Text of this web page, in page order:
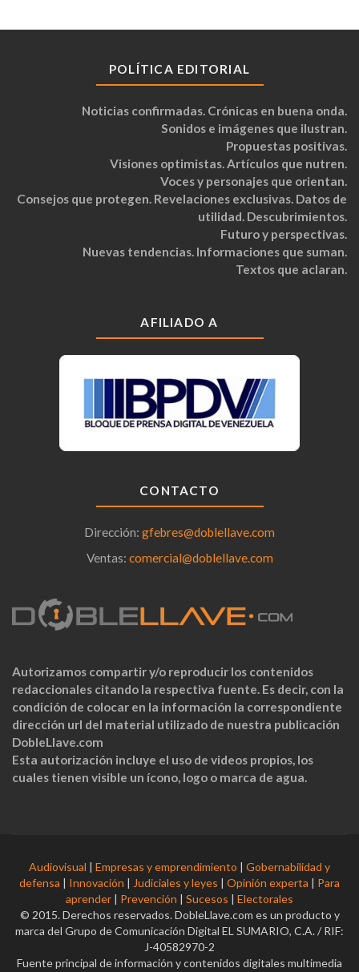
POLÍTICA EDITORIAL
Noticias confirmadas. Crónicas en buena onda.
Sonidos e imágenes que ilustran.
Propuestas positivas.
Visiones optimistas. Artículos que nutren.
Voces y personajes que orientan.
Consejos que protegen. Revelaciones exclusivas. Datos de
utilidad. Descubrimientos.
Futuro y perspectivas.
Nuevas tendencias. Informaciones que suman.
Textos que aclaran.
AFILIADO A
CONTACTO
Dirección: gfebres@doblellave.com
Ventas: comercial@doblellave.com
Autorizamos compartir y/o reproducir los contenidos
redaccionales citando la respectiva fuente. Es decir, con la
condición de colocar en la información la correspondiente
dirección url del material utilizado de nuestra publicación
DobleLlave.com
Esta autorización incluye el uso de videos propios, los
cuales tienen visible un ícono, logo o marca de agua.
Audiovisual | Empresas y emprendimiento | Gobernabilidad y
defensa | Innovación | Judiciales y leyes | Opinión experta | Para
aprender | Prevención | Sucesos | Electorales
© 2015. Derechos reservados. DobleLlave.com es un producto y
marca del Grupo de Comunicación Digital EL SUMARIO, C.A. / RIF:
J-40582970-2
Fuente principal de información y contenidos digitales multimedia